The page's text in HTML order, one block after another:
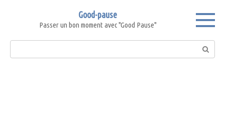
Good-pause
Passer un bon moment avec "Good Pause"
Search: